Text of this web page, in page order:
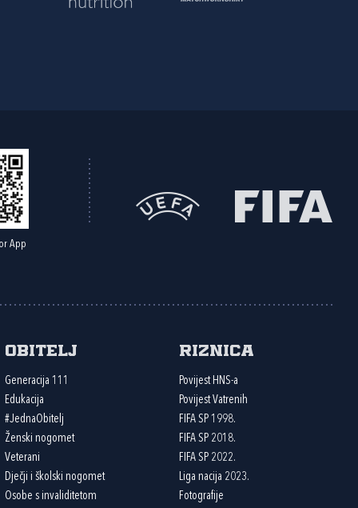
App
Obitelj
Generacija 111
Edukacija
#JednaObitelj
Ženski nogomet
Veterani
Dječji i školski nogomet
Osobe s invaliditetom
Riznica
Povijest HNS-a
Povijest Vatrenih
FIFA SP 1998.
FIFA SP 2018.
FIFA SP 2022.
Liga nacija 2023.
Fotografije